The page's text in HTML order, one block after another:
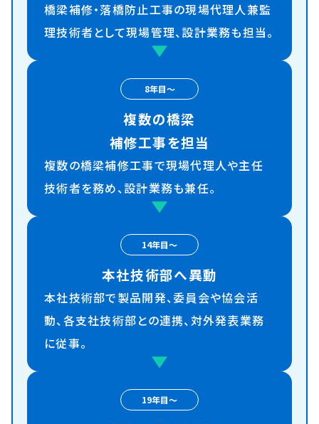
橋梁補修・落橋防止工事の現場代理人兼監
理技術者として現場管理、設計業務も担当。
8年目〜
複数の橋梁
補修工事を担当
複数の橋梁補修工事で現場代理人や主任
技術者を務め、設計業務も兼任。
14年目〜
本社技術部へ異動
本社技術部で製品開発、委員会や協会活
動、各支社技術部との連携、対外発表業務
に従事。
19年目〜